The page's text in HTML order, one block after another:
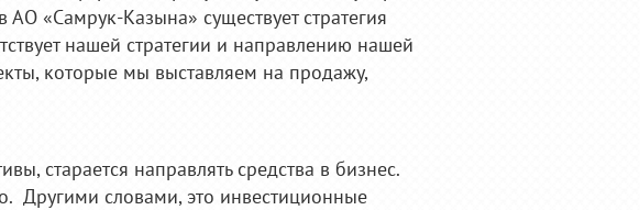
«Самрук-Казына» существует стратегия
нашей стратегии и направлению нашей
которые мы выставляем на продажу,
старается направлять средства в бизнес.
Другими словами, это инвестиционные